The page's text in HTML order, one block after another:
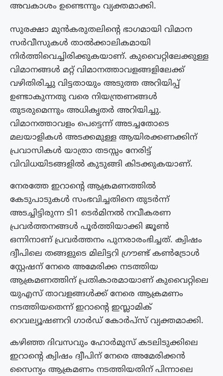
അവകാശം ഉണ്ടെന്നും വ്യക്തമാക്കി.
സുരക്ഷാ മുൻകരുതലിന്റെ ഭാഗമായി വിമാന
സർവീസുകൾ താൽക്കാലികമായി
നിർത്തിവെച്ചിരിക്കുകയാണ്. കുവൈറ്റിലേക്കുള്ള
വിമാനങ്ങൾ മറ്റ് വിമാനത്താവളങ്ങളിലേക്ക്
വഴിതിരിച്ചു വിട്ടതായും അടുത്ത അറിയിപ്പ്
ഉണ്ടാകുന്നതു വരെ നിയന്ത്രണങ്ങൾ
തുടരുമെന്നും അധികൃതർ അറിയിച്ചു.
വിമാനത്താവളം പെട്ടെന്ന് അടച്ചതോടെ
മലയാളികൾ അടക്കമുള്ള ആയിരക്കണക്കിന്
പ്രവാസികൾ യാത്രാ തടസ്സം നേരിട്ട്
വിവിധയിടങ്ങളിൽ കുടുങ്ങി കിടക്കുകയാണ്.
നേരത്തേ ഇറാൻ്റെ ആക്രമണത്തിൽ
കേടുപാടുകൾ സംഭവിച്ചതിനെ തുടർന്ന്
അടച്ചിട്ടിരുന്ന ടി1 ടെർമിനൽ നവീകരണ
പ്രവർത്തനങ്ങൾ പൂർത്തിയാക്കി ജൂൺ
ഒന്നിനാണ് പ്രവർത്തനം പുനരാരംഭിച്ചത്. ക്വിഷം
ദ്വീപിലെ തങ്ങളുടെ മിലിട്ടറി ഗ്രൗണ്ട് കൺട്രോൾ
സ്റ്റേഷന് നേരെ അമേരിക്ക നടത്തിയ
ആക്രമണത്തിന് പ്രതികാരമായാണ് കുവൈറ്റിലെ
യുഎസ് താവളങ്ങൾക്ക് നേരെ ആക്രമണം
നടത്തിയതെന്ന് ഇറാന്റെ ഇസ്ലാമിക്
റെവല്യൂഷണറി ഗാർഡ് കോർപ്‌സ് വ്യക്തമാക്കി.
കഴിഞ്ഞ ദിവസവും ഹോർമുസ് കടലിടുക്കിലെ
ഇറാന്റെ ക്വിഷം ദ്വീപിന് നേരെ അമേരിക്കൻ
സൈന്യം ആക്രമണം നടത്തിയതിന് പിന്നാലെ